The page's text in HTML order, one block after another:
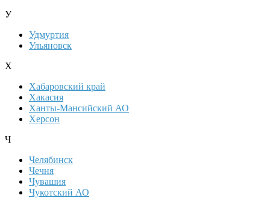
У
Удмуртия
Ульяновск
Х
Хабаровский край
Хакасия
Ханты-Мансийский АО
Херсон
Ч
Челябинск
Чечня
Чувашия
Чукотский АО